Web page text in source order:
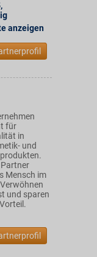
,
anzeigen
für
in
und
Mensch im
und sparen